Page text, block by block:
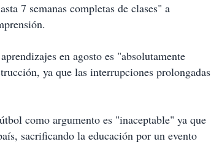
7 semanas completas de clases" a
en agosto es "absolutamente
ya que las interrupciones prolongadas
como argumento es "inaceptable" ya que
sacrificando la educación por un evento